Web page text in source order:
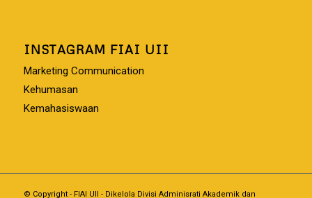
INSTAGRAM FIAI UII
Marketing Communication
Kehumasan
Kemahasiswaan
© Copyright - FIAI UII - Dikelola Divisi Adminisrati Akademik dan